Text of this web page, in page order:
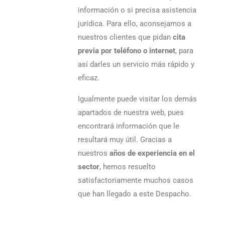
información o si precisa asistencia
jurídica. Para ello, aconsejamos a
nuestros clientes que pidan cita
previa por teléfono o internet, para
así darles un servicio más rápido y
eficaz.
Igualmente puede visitar los demás
apartados de nuestra web, pues
encontrará información que le
resultará muy útil. Gracias a
nuestros años de experiencia en el
sector, hemos resuelto
satisfactoriamente muchos casos
que han llegado a este Despacho.